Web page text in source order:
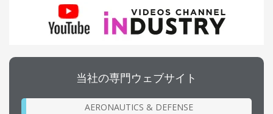
当社の専門ウェブサイト
AERONAUTICS & DEFENSE